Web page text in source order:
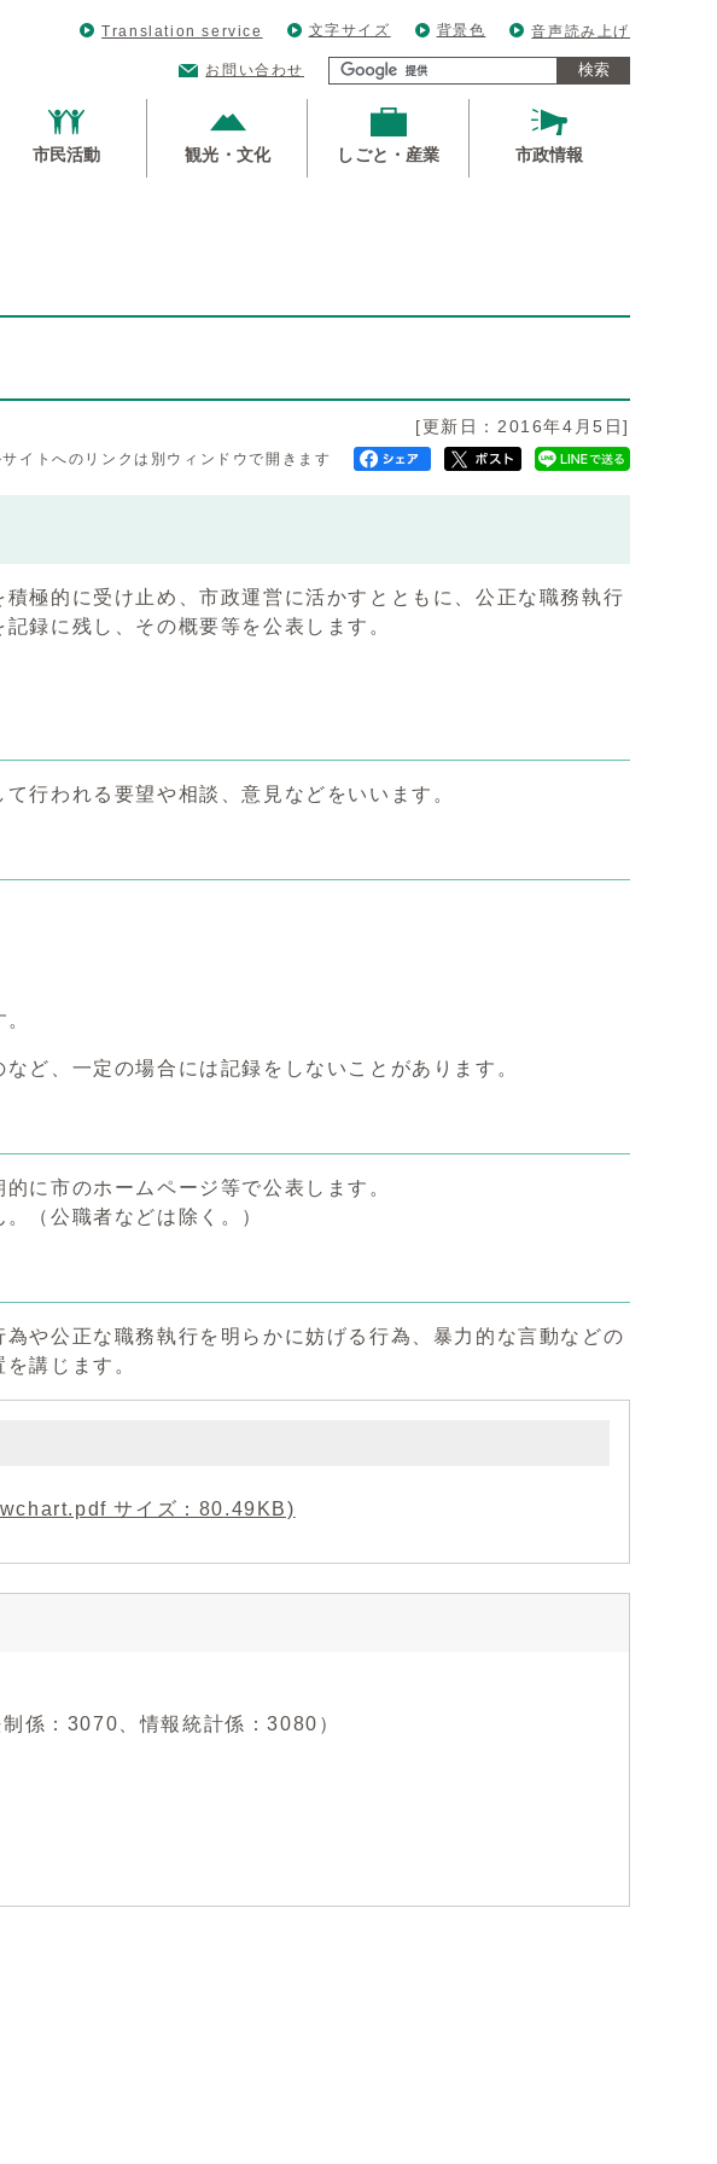
Translation service 文字サイズ 背景色 音声読み上げ
お問い合わせ 検索
市民活動 観光・文化 しごと・産業 市政情報
[更新日：2016年4月5日]
イトへのリンクは別ウィンドウで開きます
極的に受け止め、市政運営に活かすとともに、公正な職務執行
録に残し、その概要等を公表します。
行われる要望や相談、意見などをいいます。
ど、一定の場合には記録をしないことがあります。
に市のホームページ等で公表します。
（公職者などは除く。）
や公正な職務執行を明らかに妨げる行為、暴力的な言動などの
講じます。
サイズ：80.49KB)
：3070、情報統計係：3080）